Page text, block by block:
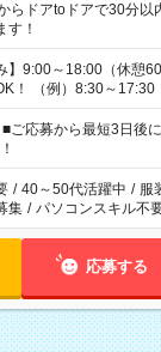
からドアtoドアで30分
す！
～18:00（休憩60分） ■ご希望があれ
！ （例）8:30～
休みを合わせたい」
のご希望に沿ったお仕
方へ 今ご覧のお仕事で
勤務時間。 合計で週
応募から最短3日後
/ 40～50代活躍中 / 服
集 / パソコンスキル不
応募する